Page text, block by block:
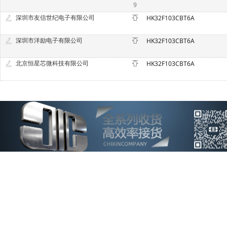
9
深圳市友信世纪电子有限公司 HK32F103CBT6A
深圳市洋励电子有限公司 HK32F103CBT6A
北京恒星芯微科技有限公司 HK32F103CBT6A